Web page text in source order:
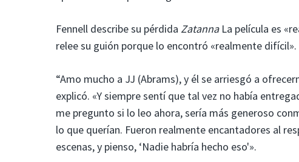
Fennell describe su pérdida ZatannaLa película es
relee su guión porque lo encontró «realmente difícil».
“Amo mucho a JJ (Abrams), y él se arriesgó a
explicó. «Y siempre sentí que tal vez no había
me pregunto si lo leo ahora, sería más generoso
lo que querían. Fueron realmente encantadores al
escenas, y pienso, ‘Nadie habría hecho eso'».